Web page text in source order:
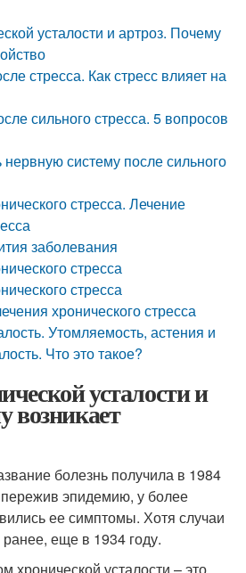
усталости и артроз. Почему
стресса. Как стресс влияет на
сильного стресса. 5 вопросов
нервную систему после сильного
стресса. Лечение
заболевания
стресса
стресса
хронического стресса
Утомляемость, астения и
Что это такое?
усталости и
возникает
болезнь получила в 1984
эпидемию, у более
ее симптомы. Хотя случаи
еще в 1934 году.